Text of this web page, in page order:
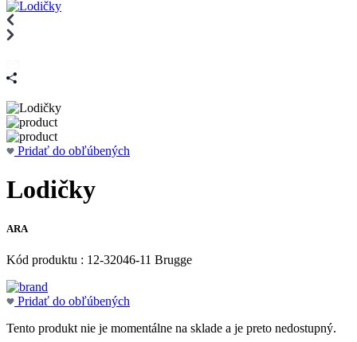
Pridať do obľúbených
Lodičky
ARA
Kód produktu : 12-32046-11 Brugge
Pridať do obľúbených
Tento produkt nie je momentálne na sklade a je preto nedostupný.